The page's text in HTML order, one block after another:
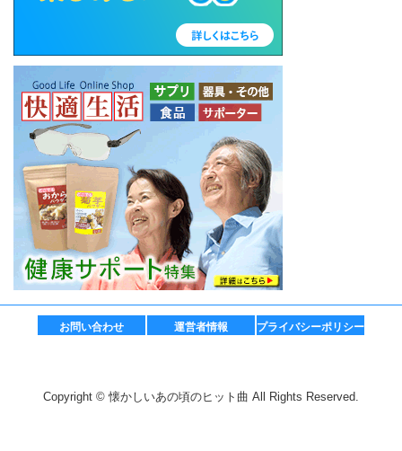
お問い合わせ 運営者情報 プライバシーポリシー
Copyright © 懐かしいあの頃のヒット曲 All Rights Reserved.